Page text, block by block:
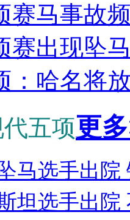
赛马事故
赛出现坠
：哈名将
五项更
马选手出
坦选手出